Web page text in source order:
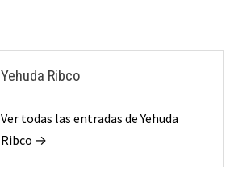
Yehuda Ribco
Ver todas las entradas de Yehuda
Ribco →